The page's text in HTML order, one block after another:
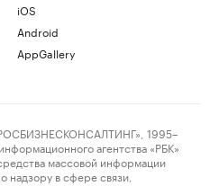
iOS
Android
AppGallery
1995–
агентства «РБК»
массовой информации
надзору в сфере связи,